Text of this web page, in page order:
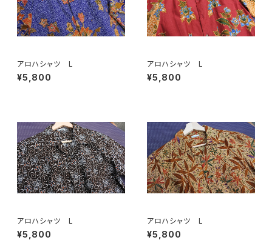
アロハシャツ L
¥5,800
アロハシャツ L
¥5,800
アロハシャツ L
¥5,800
アロハシャツ L
¥5,800